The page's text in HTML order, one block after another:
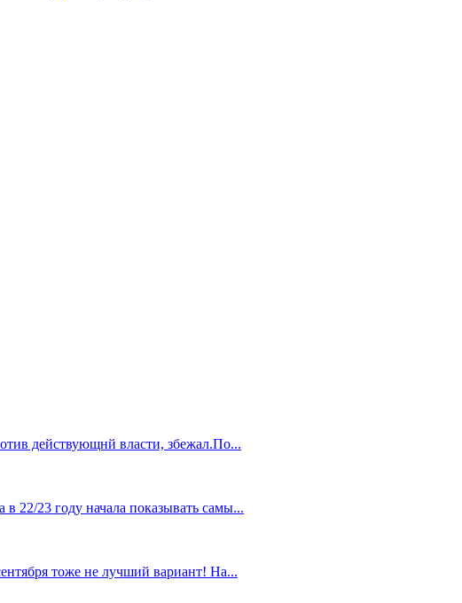
действующнй власти, збежал.По...
22/23 году начала показывать самы...
тоже не лучший вариант! На...